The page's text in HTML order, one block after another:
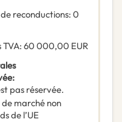
reconductions: 0
TVA: 60 000,00 EUR
:
pas réservée.
marché non
de l’UE